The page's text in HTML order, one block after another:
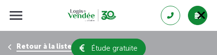
Étude gratuite
Retour à la liste des résultats